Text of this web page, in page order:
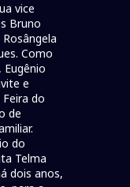
vice
Bruno
Como
e
do
de
do
Telma
dois anos,